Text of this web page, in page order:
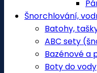
Šnorchlování,
Batohy,
ABC sety
Bazénové a
Boty do vody